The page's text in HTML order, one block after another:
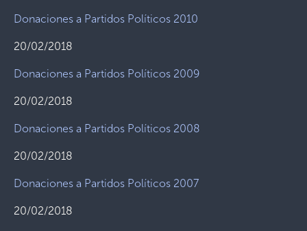
Donaciones a Partidos Políticos 2010
20/02/2018
Donaciones a Partidos Políticos 2009
20/02/2018
Donaciones a Partidos Políticos 2008
20/02/2018
Donaciones a Partidos Políticos 2007
20/02/2018